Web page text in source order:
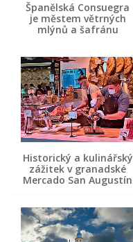
Španělská Consuegra
je městem větrných
mlýnů a šafránu
Historický a kulinářský
zážitek v granadské
Mercado San Augustín